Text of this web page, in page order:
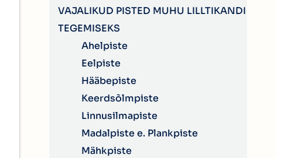
VAJALIKUD PISTED MUHU LILLTIKANDI
TEGEMISEKS
Ahelpiste
Eelpiste
Hääbepiste
Keerdsõlmpiste
Linnusilmapiste
Madalpiste e. Plankpiste
Mähkpiste